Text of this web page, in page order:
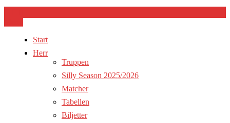
Start
Herr
Truppen
Silly Season 2025/2026
Matcher
Tabellen
Biljetter